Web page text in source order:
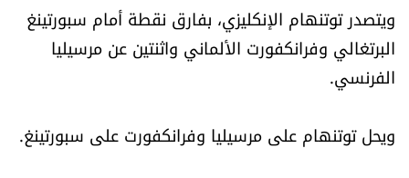
حظّك اليوم
للتاريخ
فيديو
ويتصدر توتنهام الإنكليزي، بفارق نقطة أمام سبورتينغ
البرتغالي وفرانكفورت الألماني واثنتين عن مرسيليا
الفرنسي.
ويحل توتنهام على مرسيليا وفرانكفورت على سبورتينغ.